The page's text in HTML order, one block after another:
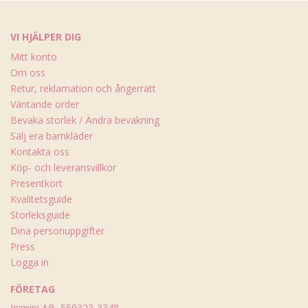
VI HJÄLPER DIG
Mitt konto
Om oss
Retur, reklamation och ångerrätt
Väntande order
Bevaka storlek / Ändra bevakning
Sälj era barnkläder
Kontakta oss
Köp- och leveransvillkor
Presentkort
Kvalitetsguide
Storleksguide
Dina personuppgifter
Press
Logga in
FÖRETAG